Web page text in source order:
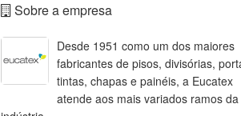
Sobre a empresa
Desde 1951 como um dos maiores
fabricantes de pisos, divisórias,
tintas, chapas e painéis, a Eucatex
atende aos mais variados ramos da